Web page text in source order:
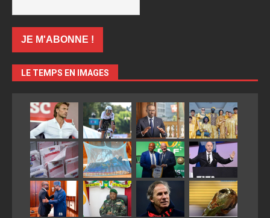
LE TEMPS EN IMAGES